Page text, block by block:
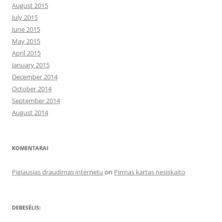
August 2015
July 2015
June 2015
May 2015
April 2015
January 2015
December 2014
October 2014
September 2014
August 2014
KOMENTARAI
Pigiausias draudimas internetu on Pirmas kartas nesiskaito
DEBESĖLIS: